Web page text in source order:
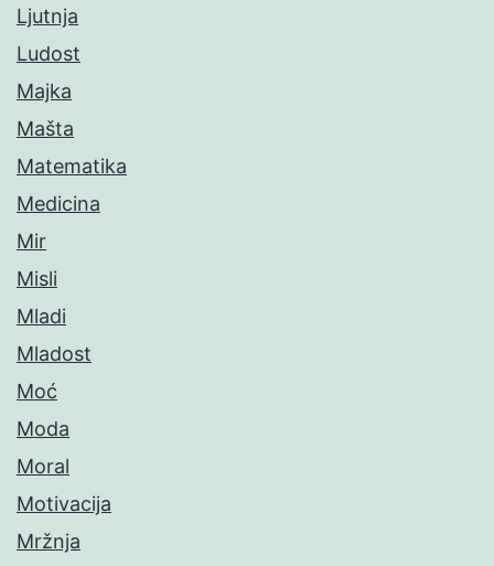
Ljutnja
Ludost
Majka
Mašta
Matematika
Medicina
Mir
Misli
Mladi
Mladost
Moć
Moda
Moral
Motivacija
Mržnja